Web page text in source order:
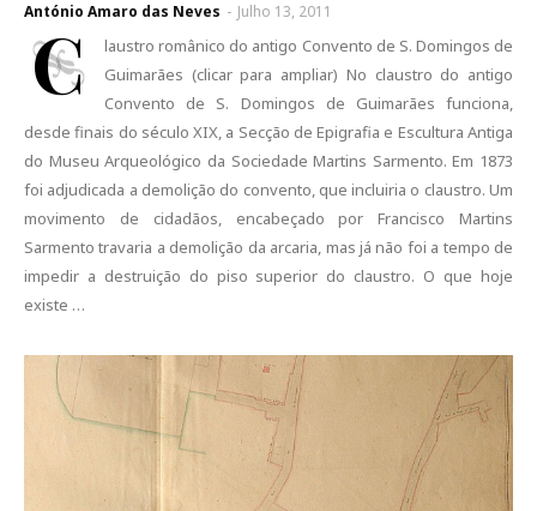
António Amaro das Neves - Julho 13, 2011
C
laustro românico do antigo Convento de S. Domingos de
Guimarães (clicar para ampliar) No claustro do antigo
Convento de S. Domingos de Guimarães funciona,
desde finais do século XIX, a Secção de Epigrafia e Escultura Antiga
do Museu Arqueológico da Sociedade Martins Sarmento. Em 1873
foi adjudicada a demolição do convento, que incluiria o claustro. Um
movimento de cidadãos, encabeçado por Francisco Martins
Sarmento travaria a demolição da arcaria, mas já não foi a tempo de
impedir a destruição do piso superior do claustro. O que hoje
existe …